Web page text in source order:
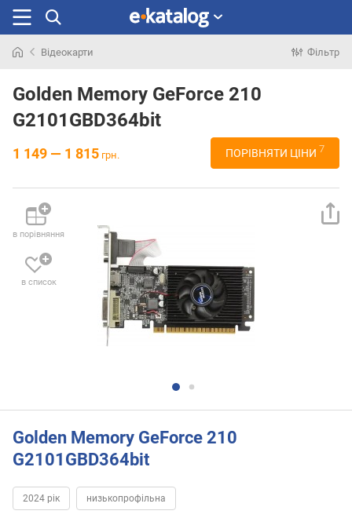
раніше
Відеокарти Фільтр
Golden Memory GeForce 210
G2101GBD364bit
1 149 — 1 815 грн. ПОРІВНЯТИ ЦІНИ 7
в порівняння
в список
Golden Memory GeForce 210
G2101GBD364bit
2024 рік низькопрофільна